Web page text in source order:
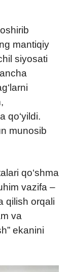
mantiqiy
siyosati
qo‘yildi.
munosib
qo‘shma
vazifa –
qilish orqali
va
ekanini